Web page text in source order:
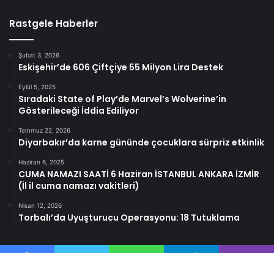
Rastgele Haberler
Şubat 3, 2026
Eskişehir’de 606 Çiftçiye 55 Milyon Lira Destek
Eylül 5, 2025
Sıradaki State of Play’de Marvel’s Wolverine’in
Gösterileceği İddia Ediliyor
Temmuz 22, 2026
Diyarbakır’da karne gününde çocuklara sürpriz etkinlik
Haziran 6, 2025
CUMA NAMAZI SAATİ 6 Haziran İSTANBUL ANKARA İZMİR
(İl il cuma namazı vakitleri)
Nisan 12, 2026
Torbalı’da Uyuşturucu Operasyonu: 18 Tutuklama